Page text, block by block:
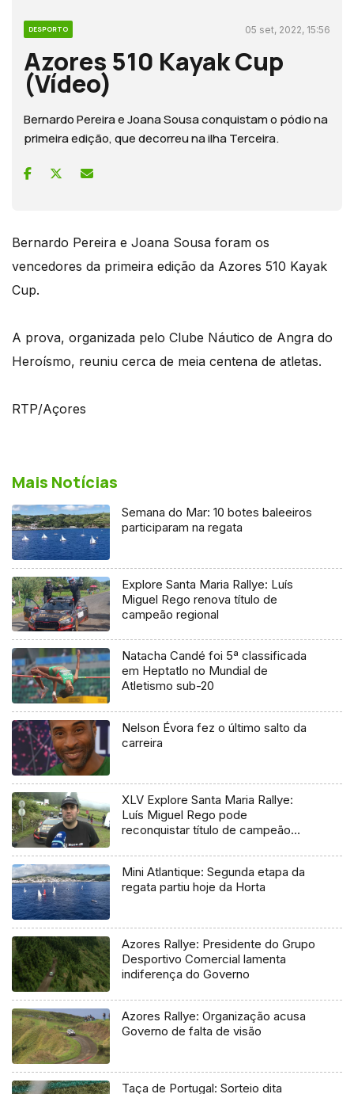
DESPORTO 05 set, 2022, 15:56
Azores 510 Kayak Cup
(Vídeo)
Bernardo Pereira e Joana Sousa conquistam o pódio na
primeira edição, que decorreu na ilha Terceira.
Bernardo Pereira e Joana Sousa foram os
vencedores da primeira edição da Azores 510 Kayak
Cup.
A prova, organizada pelo Clube Náutico de Angra do
Heroísmo, reuniu cerca de meia centena de atletas.
RTP/Açores
Mais Notícias
Semana do Mar: 10 botes baleeiros
participaram na regata
Explore Santa Maria Rallye: Luís
Miguel Rego renova título de
campeão regional
Natacha Candé foi 5ª classificada
em Heptatlo no Mundial de
Atletismo sub-20
Nelson Évora fez o último salto da
carreira
XLV Explore Santa Maria Rallye:
Luís Miguel Rego pode
reconquistar título de campeão
Mini Atlantique: Segunda etapa da
regata partiu hoje da Horta
Azores Rallye: Presidente do Grupo
Desportivo Comercial lamenta
indiferença do Governo
Azores Rallye: Organização acusa
Governo de falta de visão
Taça de Portugal: Sorteio dita